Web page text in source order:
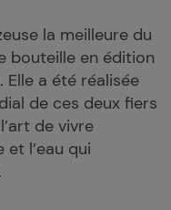
la meilleure du
bouteille en édition
Elle a été réalisée
de ces deux fiers
de vivre
l’eau qui